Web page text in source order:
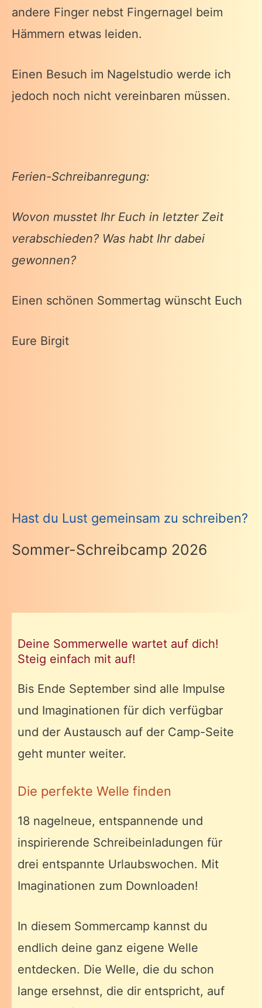
andere Finger nebst Fingernagel beim
Hämmern etwas leiden.
Einen Besuch im Nagelstudio werde ich
jedoch noch nicht vereinbaren müssen.
Ferien-Schreibanregung:
Wovon musstet Ihr Euch in letzter Zeit
verabschieden? Was habt Ihr dabei
gewonnen?
Einen schönen Sommertag wünscht Euch
Eure Birgit
Hast du Lust gemeinsam zu schreiben?
Sommer-Schreibcamp 2026
Deine Sommerwelle wartet auf dich!
Steig einfach mit auf!
Bis Ende September sind alle Impulse
und Imaginationen für dich verfügbar
und der Austausch auf der Camp-Seite
geht munter weiter.
Die perfekte Welle finden
18 nagelneue, entspannende und
inspirierende Schreibeinladungen für
drei entspannte Urlaubswochen. Mit
Imaginationen zum Downloaden!
In diesem Sommercamp kannst du
endlich deine ganz eigene Welle
entdecken. Die Welle, die du schon
lange ersehnst, die dir entspricht, auf